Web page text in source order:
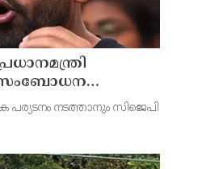
അഭിജീത്
നടത്താനും സിജെപി